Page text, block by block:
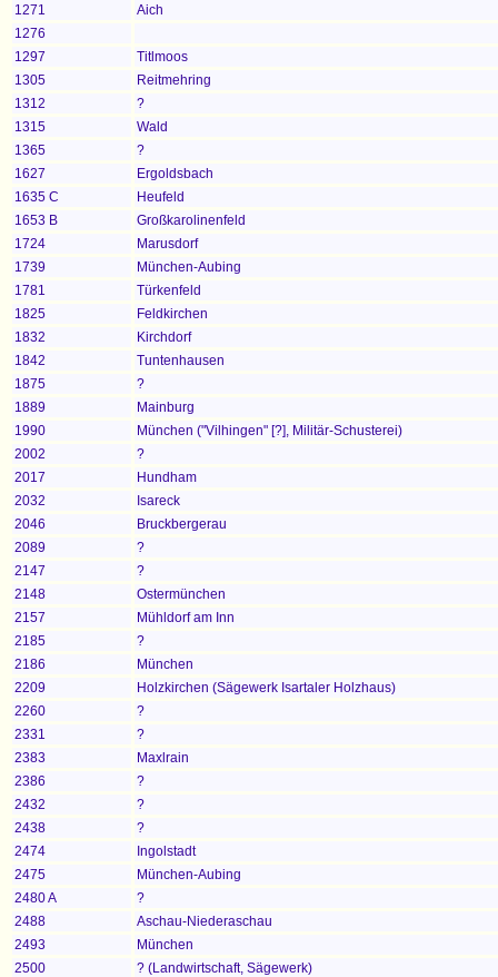
1271
Aich
1276
1297
Titlmoos
1305
Reitmehring
1312
?
1315
Wald
1365
?
1627
Ergoldsbach
1635 C
Heufeld
1653 B
Großkarolinenfeld
1724
Marusdorf
1739
München-Aubing
1781
Türkenfeld
1825
Feldkirchen
1832
Kirchdorf
1842
Tuntenhausen
1875
?
1889
Mainburg
1990
München ("Vilhingen" [?], Militär-Schusterei)
2002
?
2017
Hundham
2032
Isareck
2046
Bruckbergerau
2089
?
2147
?
2148
Ostermünchen
2157
Mühldorf am Inn
2185
?
2186
München
2209
Holzkirchen (Sägewerk Isartaler Holzhaus)
2260
?
2331
?
2383
Maxlrain
2386
?
2432
?
2438
?
2474
Ingolstadt
2475
München-Aubing
2480 A
?
2488
Aschau-Niederaschau
2493
München
2500
? (Landwirtschaft, Sägewerk)